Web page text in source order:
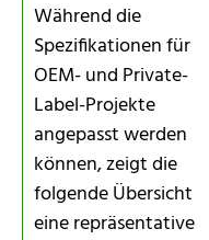
Während die
Spezifikationen für
OEM- und Private-
Label-Projekte
angepasst werden
können, zeigt die
folgende Übersicht
eine repräsentative